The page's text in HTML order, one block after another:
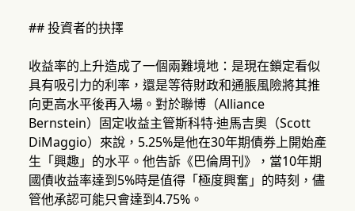
## 投資者的抉擇
收益率的上升造成了一個兩難境地：是現在鎖定看似
具有吸引力的利率，還是等待財政和通脹風險將其推
向更高水平後再入場。對於聯博（Alliance
Bernstein）固定收益主管斯科特·迪馬吉奧（Scott
DiMaggio）來說，5.25%是他在30年期債券上開始產
生「興趣」的水平。他告訴《巴倫周刊》，當10年期
國債收益率達到5%時是值得「極度興奮」的時刻，儘
管他承認可能只會達到4.75%。